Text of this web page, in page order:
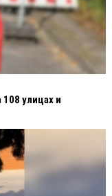
улицах и